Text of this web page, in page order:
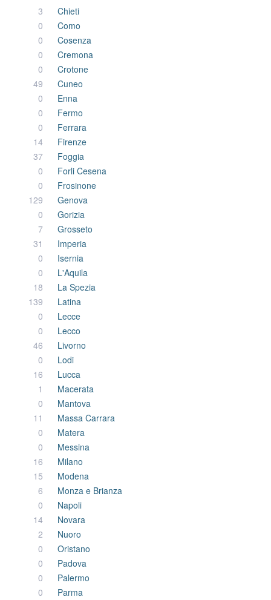
3
Chieti
0
Como
0
Cosenza
0
Cremona
0
Crotone
49
Cuneo
0
Enna
0
Fermo
0
Ferrara
14
Firenze
37
Foggia
0
Forli Cesena
0
Frosinone
129
Genova
0
Gorizia
7
Grosseto
31
Imperia
0
Isernia
0
L'Aquila
18
La Spezia
139
Latina
0
Lecce
0
Lecco
46
Livorno
0
Lodi
16
Lucca
1
Macerata
0
Mantova
11
Massa Carrara
0
Matera
0
Messina
16
Milano
15
Modena
6
Monza e Brianza
0
Napoli
14
Novara
2
Nuoro
0
Oristano
0
Padova
0
Palermo
0
Parma